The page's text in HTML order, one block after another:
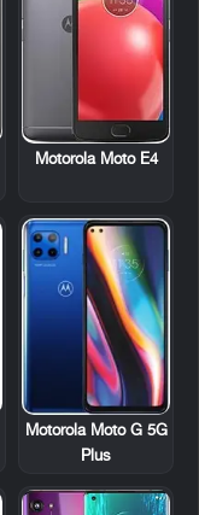
Motorola Moto E4
Motorola Moto G 5G
Plus